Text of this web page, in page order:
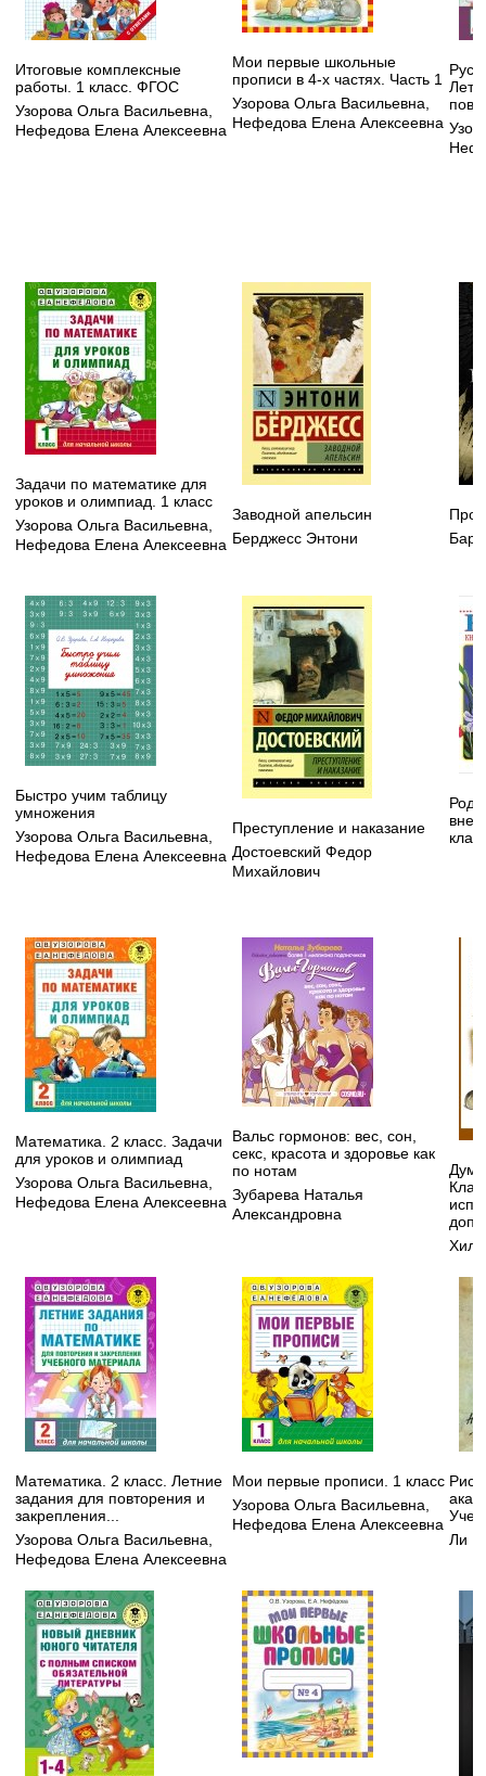
Итоговые комплексные
работы. 1 класс. ФГОС
Узорова Ольга Васильевна,
Нефедова Елена Алексеевна
Мои первые школьные
прописи в 4-х частях. Часть 1
Узорова Ольга Васильевна,
Нефедова Елена Алексеевна
Задачи по математике для
уроков и олимпиад. 1 класс
Узорова Ольга Васильевна,
Нефедова Елена Алексеевна
Заводной апельсин
Берджесс Энтони
Быстро учим таблицу
умножения
Узорова Ольга Васильевна,
Нефедова Елена Алексеевна
Преступление и наказание
Достоевский Федор
Михайлович
Математика. 2 класс. Задачи
для уроков и олимпиад
Узорова Ольга Васильевна,
Нефедова Елена Алексеевна
Вальс гормонов: вес, сон,
секс, красота и здоровье как
по нотам
Зубарева Наталья
Александровна
Математика. 2 класс. Летние
задания для повторения и
закрепления...
Узорова Ольга Васильевна,
Нефедова Елена Алексеевна
Мои первые прописи. 1 класс
Узорова Ольга Васильевна,
Нефедова Елена Алексеевна
Ли